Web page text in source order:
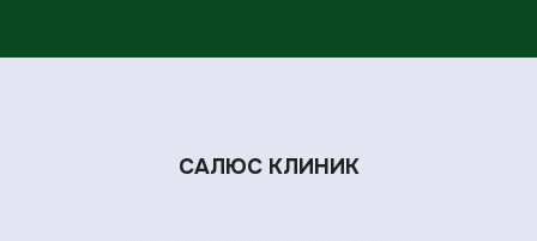
САЛЮС КЛИНИК